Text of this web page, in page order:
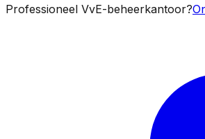
Professioneel VvE-beheerkantoor?